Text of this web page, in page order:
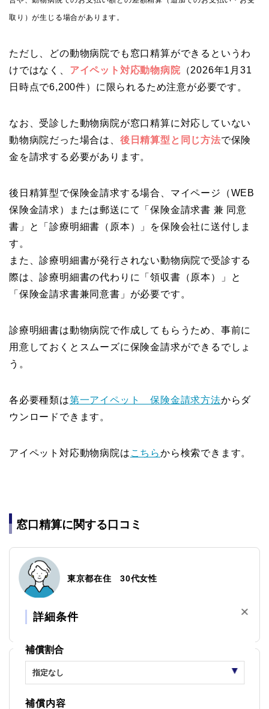
詳細条件 ×
補償割合
補償内容
取り）が生じる場合があります。
ただし、どの動物病院でも窓口精算ができるというわ
けではなく、 アイペット対応動物病院 （2026年1月31
日時点で6,200件）に限られるため注意が必要です。
なお、受診した動物病院が窓口精算に対応していない
動物病院だった場合は、 後日精算型と同じ方法で保険
金を請求する必要があります。
後日精算型で保険金請求する場合、マイページ（WEB
保険金請求）または郵送にて「保険金請求書 兼 同意
書」と「診療明細書（原本）」を保険会社に送付しま
す。
また、診療明細書が発行されない動物病院で受診する
際は、診療明細書の代わりに「領収書（原本）」と
「保険金請求書兼同意書」が必要です。
診療明細書は動物病院で作成してもらうため、事前に
用意しておくとスムーズに保険金請求ができるでしょ
う。
各必要種類は第一アイペット 保険金請求方法からダ
ウンロードできます。
アイペット対応動物病院は こちらから検索できます。
窓口精算に関する口コミ
東京都在住 30代女性
支払いについて、窓口での精算ができるのはとてもよいと感じまし
た。